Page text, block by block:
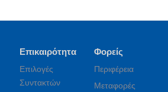
Επικαιρότητα
Επιλογές
Συντακτών
Φορείς
Περιφέρεια
Μεταφορές